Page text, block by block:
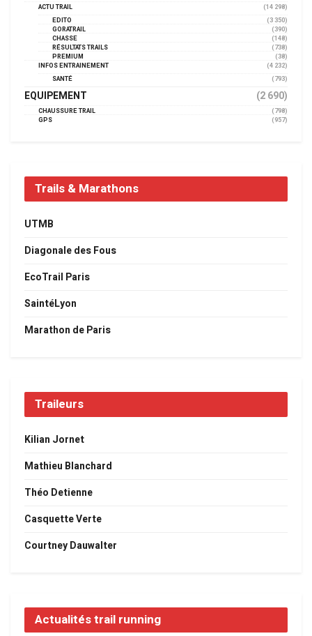
ACTU TRAIL
(14 298)
EDITO
(3 350)
GORATRAIL
(390)
CHASSE
(148)
RÉSULTATS TRAILS
(738)
PREMIUM
(38)
INFOS ENTRAINEMENT
(4 232)
SANTÉ
(793)
EQUIPEMENT (2 690)
CHAUSSURE TRAIL
(798)
GPS
(957)
Trails & Marathons
UTMB
Diagonale des Fous
EcoTrail Paris
SaintéLyon
Marathon de Paris
Traileurs
Kilian Jornet
Mathieu Blanchard
Théo Detienne
Casquette Verte
Courtney Dauwalter
Actualités trail running